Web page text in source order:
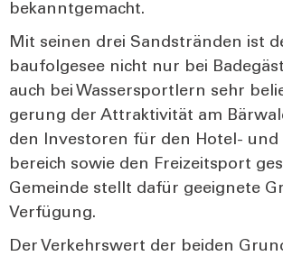
bekannt­ge­macht.
Mit sei­nen drei Sand­strän­den ist
bau­fol­ge­see nicht nur bei
auch bei Was­ser­sport­lern sehr
ge­rung der Attrak­ti­vi­tät am
den Inves­to­ren für den Hotel-
be­reich sowie den Frei­zeit­sport
Gemein­de stellt dafür geeig­ne­te
Ver­fü­gung.
Der Ver­kehrs­wert der bei­den